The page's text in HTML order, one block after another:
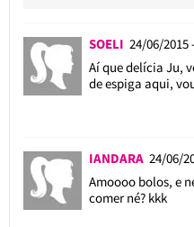
SOELI 24/06/2015
Aí que delícia Ju,
de espiga aqui,
IANDARA 24/06/
Amoooo bolos, e
comer né? kkk